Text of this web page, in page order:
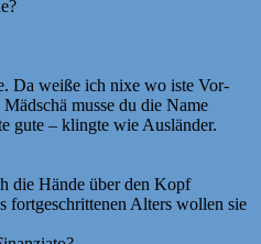
Da weiße ich nixe wo iste Vor-
musse du die Name
gute – klingte wie Ausländer.
die Hände über den Kopf
fortgeschrittenen Alters wollen sie